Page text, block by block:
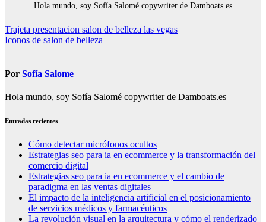
Hola mundo, soy Sofía Salomé copywriter de Damboats.es
Navegación
de
Trajeta presentacion salon de belleza las vegas
Iconos de salon de belleza
Por Sofía Salome
Hola mundo, soy Sofía Salomé copywriter de Damboats.es
Entradas recientes
Cómo detectar micrófonos ocultos
Estrategias seo para ia en ecommerce y la transformación del
comercio digital
Estrategias seo para ia en ecommerce y el cambio de
paradigma en las ventas digitales
El impacto de la inteligencia artificial en el posicionamiento
de servicios médicos y farmacéuticos
La revolución visual en la arquitectura y cómo el renderizado